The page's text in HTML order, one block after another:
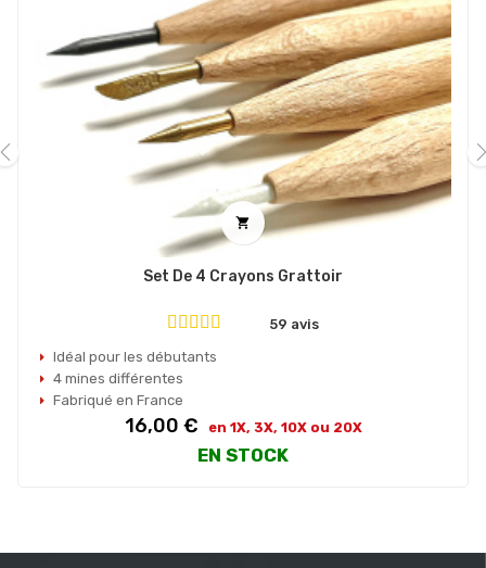

Set De 4 Crayons Grattoir
59 avis
Idéal pour les débutants
4 mines différentes
Fabriqué en France
Prix
16,00 € en 1X, 3X, 10X ou 20X
EN STOCK